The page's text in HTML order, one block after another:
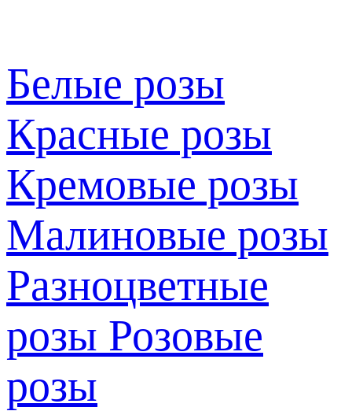
Белые розы
Красные розы
Кремовые розы
Малиновые розы
Разноцветные
розы Розовые
розы